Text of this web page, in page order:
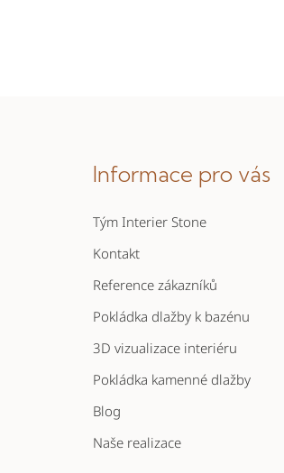
Informace pro vás
Tým Interier Stone
Kontakt
Reference zákazníků
Pokládka dlažby k bazénu
3D vizualizace interiéru
Pokládka kamenné dlažby
Blog
Naše realizace